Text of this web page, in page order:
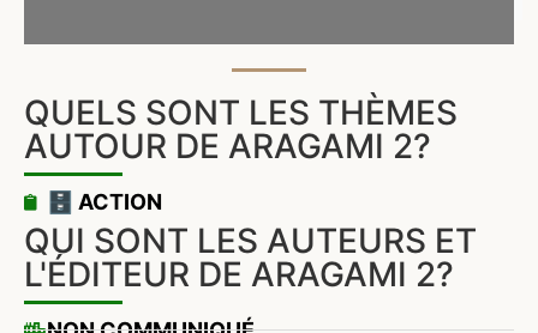
QUELS SONT LES THÈMES
AUTOUR DE ARAGAMI 2?
🗄️ ACTION
QUI SONT LES AUTEURS ET
L'ÉDITEUR DE ARAGAMI 2?